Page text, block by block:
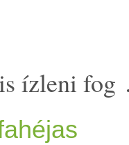
ízleni